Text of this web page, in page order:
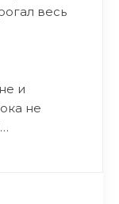
весь
и
не